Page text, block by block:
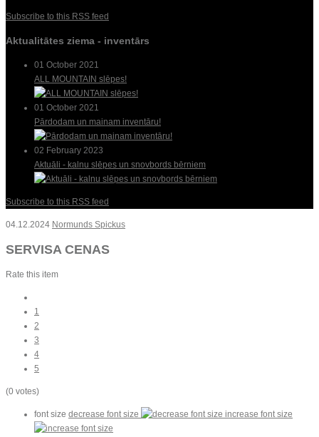
Subscribe to this RSS feed
Aktualitātes ziema - inventārs
01 October 2021
ALL MOUNTAIN slēpes!
01 October 2021
Pārdodam un mainam inventāru!
02 February 2023
Aktuāli - kalnu slēpes un snovbords bērniem
Subscribe to this RSS feed
04.12.2024 Normunds Spickus
SERVISA CENAS
Rate this item
1
2
3
4
5
(0 votes)
font size decrease font size increase font size